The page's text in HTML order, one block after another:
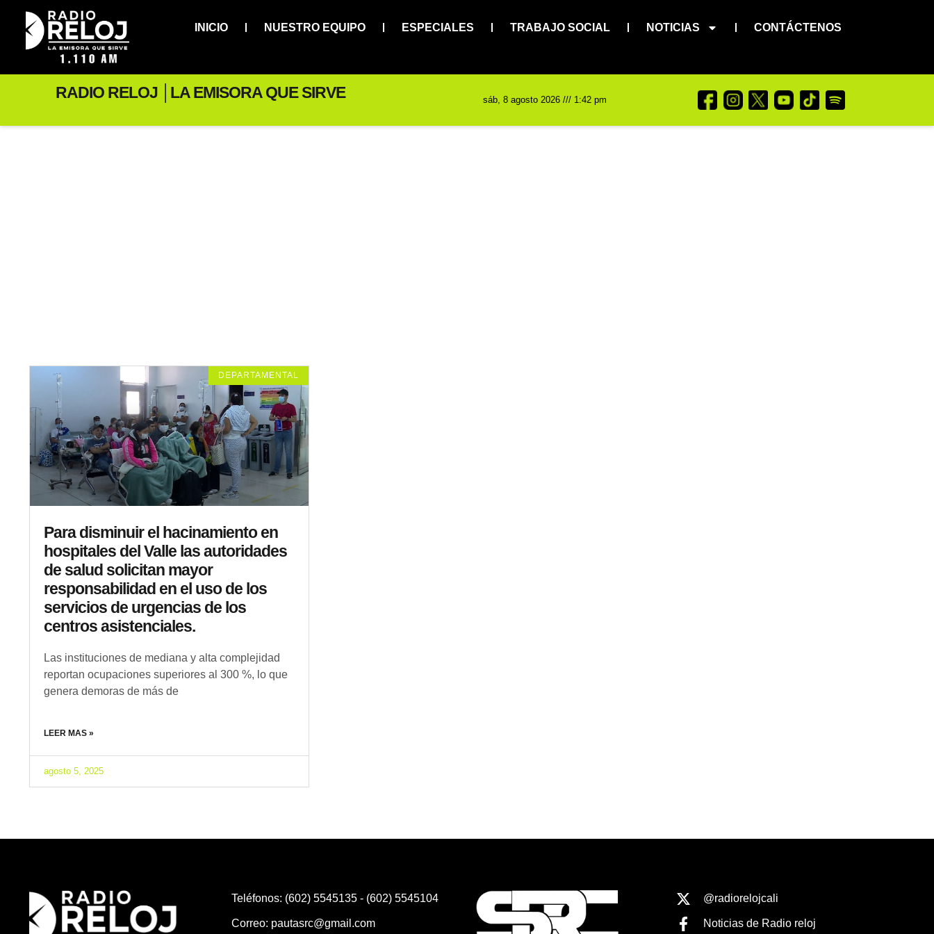
INICIO NUESTRO EQUIPO ESPECIALES TRABAJO SOCIAL NOTICIAS CONTÁCTENOS
RADIO RELOJ │LA EMISORA QUE SIRVE sáb, 8 agosto 2026 /// 1:42 pm
DEPARTAMENTAL
Para disminuir el hacinamiento en
hospitales del Valle las autoridades
de salud solicitan mayor
responsabilidad en el uso de los
servicios de urgencias de los
centros asistenciales.
Las instituciones de mediana y alta complejidad
reportan ocupaciones superiores al 300 %, lo que
genera demoras de más de
LEER MAS »
agosto 5, 2025
Teléfonos: (602) 5545135 - (602) 5545104
Correo: pautasrc@gmail.com
@radiorelojcali
Noticias de Radio reloj